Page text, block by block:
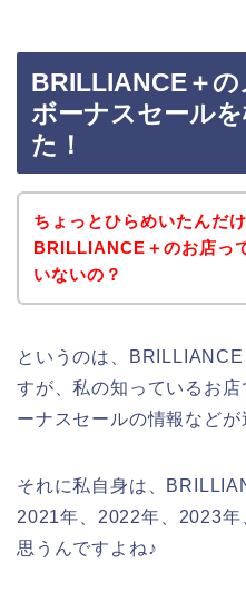
BRILLIANCE＋
ボーナスセール
た！
ちょっとひらめいたんだけ
BRILLIANCE＋のお店っ
いないの？
というのは、
すが、私の知っているお
ーナスセールの情報などが
それに私自身は、
2021年、2022年、2023年
思うんですよね♪